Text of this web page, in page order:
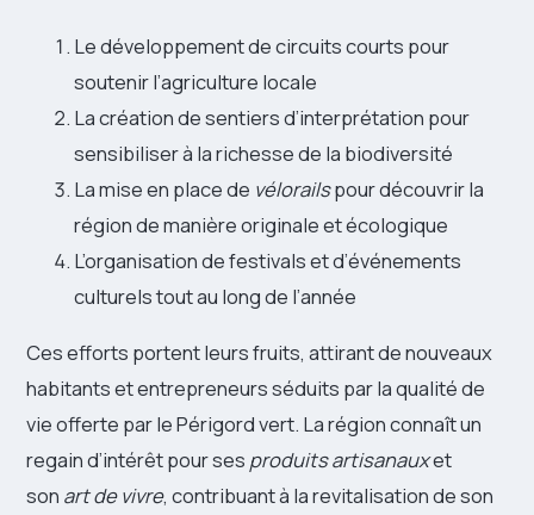
Le développement de circuits courts pour
soutenir l’agriculture locale
La création de sentiers d’interprétation pour
sensibiliser à la richesse de la biodiversité
La mise en place de vélorailspour découvrir la
région de manière originale et écologique
L’organisation de festivals et d’événements
culturels tout au long de l’année
Ces efforts portent leurs fruits, attirant de nouveaux
habitants et entrepreneurs séduits par la qualité de
vie offerte par le Périgord vert. La région connaît un
regain d’intérêt pour ses produits artisanauxet
son art de vivre, contribuant à la revitalisation de son